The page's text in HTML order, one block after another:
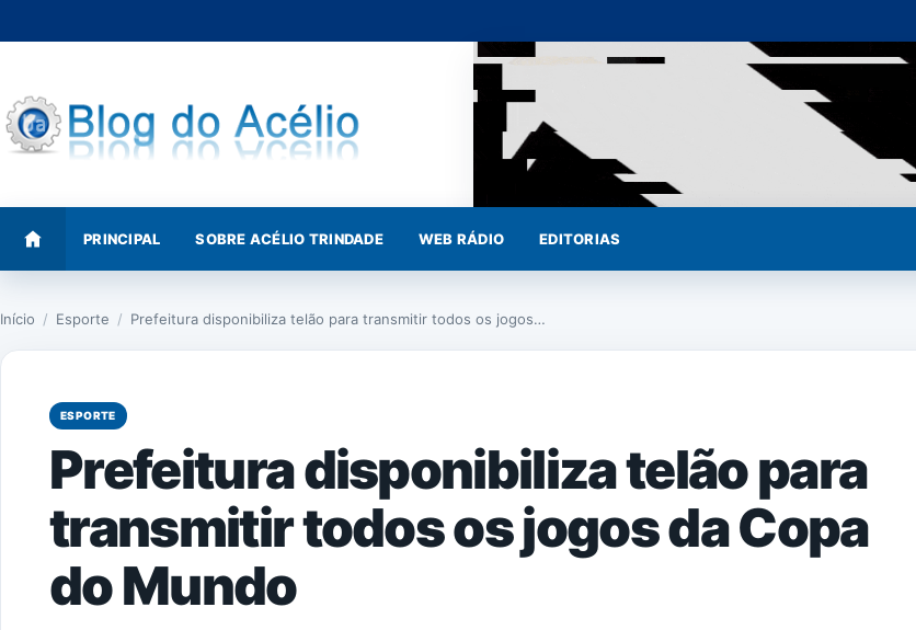
para
conteúdo
PRINCIPAL SOBRE ACÉLIO TRINDADE WEB RÁDIO EDITORIAS
Início / Esporte / Prefeitura disponibiliza telão para transmitir todos os jogos…
ESPORTE
Prefeitura disponibiliza telão para
transmitir todos os jogos da Copa
do Mundo